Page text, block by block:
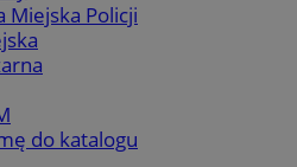
Miejska Policji
do katalogu